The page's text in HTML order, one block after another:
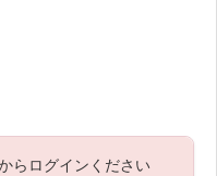
らログインください